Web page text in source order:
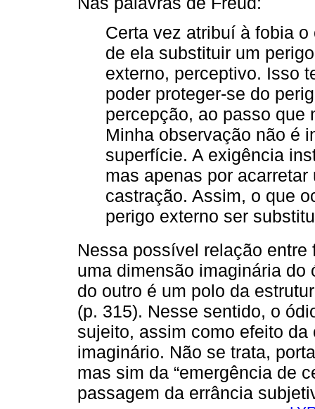
Certa vez atribuí à fobia
de ela substituir um
externo, perceptivo. Isso
poder proteger-se do
percepção, ao passo que
Minha observação não é
superfície. A exigência
mas apenas por
castração. Assim, o que
perigo externo ser
Nessa possível relação
uma dimensão imaginária
do outro é um polo da
(p. 315). Nesse sentido, o
sujeito, assim como efeito
imaginário. Não se trata,
mas sim da “emergência de
passagem da errância